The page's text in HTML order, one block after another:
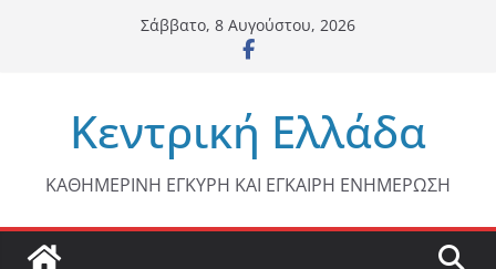
Σάββατο, 8 Αυγούστου, 2026
Κεντρική Ελλάδα
ΚΑΘΗΜΕΡΙΝΗ ΕΓΚΥΡΗ ΚΑΙ ΕΓΚΑΙΡΗ ΕΝΗΜΕΡΩΣΗ